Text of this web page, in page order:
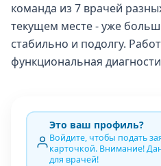
команда из 7 врачей
текущем месте - уже
стабильно и подолгу.
функциональная
Это ваш профиль?
Войдите, чтобы подать
карточкой. Внимание!
для врачей!